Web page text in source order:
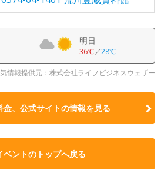
明日
36℃／28℃
情報提供元：株式会社ライフビジネスウェザー
金、公式サイトの情報を見る
ベントのトップへ戻る